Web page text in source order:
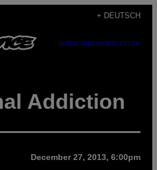
+ DEUTSCH
SUBSCRIBENEWSLETTER
Addiction
December 27, 2013, 6:00pm